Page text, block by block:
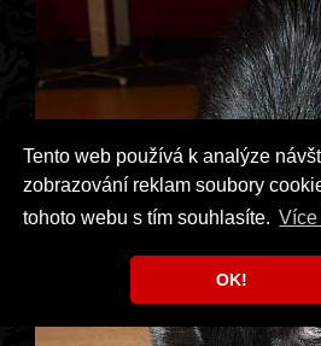
Tento web používá k analýze
zobrazování reklam soubory
tohoto webu s tím souhlasíte. Více
OK!